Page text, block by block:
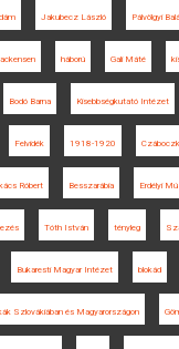
Jakubecz László Pálvölgyi
háború Gali Máté
Bodó Barna Kisebbségkutató Intézet
Felvidék 1918-1920
Róbert Besszarábia Erdélyi
Tóth István tényleg
Bukaresti Magyar Intézet blokád
Szlovákiában és Magyarországon